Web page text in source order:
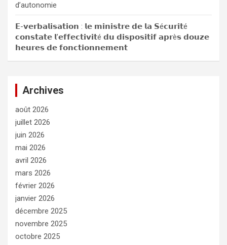
d’autonomie
𝗘-𝘃𝗲𝗿𝗯𝗮𝗹𝗶𝘀𝗮𝘁𝗶𝗼𝗻 : 𝗹𝗲 𝗺𝗶𝗻𝗶𝘀𝘁𝗿𝗲 𝗱𝗲 𝗹𝗮 𝗦é𝗰𝘂𝗿𝗶𝘁é
𝗰𝗼𝗻𝘀𝘁𝗮𝘁𝗲 𝗹’𝗲𝗳𝗳𝗲𝗰𝘁𝗶𝘃𝗶𝘁é 𝗱𝘂 𝗱𝗶𝘀𝗽𝗼𝘀𝗶𝘁𝗶𝗳 𝗮𝗽𝗿è𝘀 𝗱𝗼𝘂𝘇𝗲
𝗵𝗲𝘂𝗿𝗲𝘀 𝗱𝗲 𝗳𝗼𝗻𝗰𝘁𝗶𝗼𝗻𝗻𝗲𝗺𝗲𝗻𝘁
Archives
août 2026
juillet 2026
juin 2026
mai 2026
avril 2026
mars 2026
février 2026
janvier 2026
décembre 2025
novembre 2025
octobre 2025